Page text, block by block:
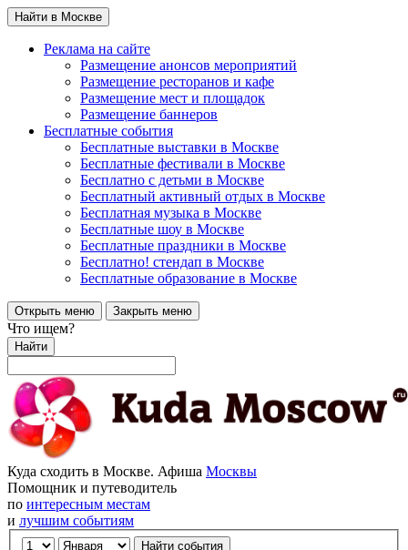
Найти в Москве
Реклама на сайте
Размещение анонсов мероприятий
Размещение ресторанов и кафе
Размещение мест и площадок
Размещение баннеров
Бесплатные события
Бесплатные выставки в Москве
Бесплатные фестивали в Москве
Бесплатно с детьми в Москве
Бесплатный активный отдых в Москве
Бесплатная музыка в Москве
Бесплатные шоу в Москве
Бесплатные праздники в Москве
Бесплатно! стендап в Москве
Бесплатные образование в Москве
Открыть меню Закрыть меню
Что ищем?
Найти
Куда сходить в Москве. Афиша Москвы
Помощник и путеводитель
по интересным местам
и лучшим событиям